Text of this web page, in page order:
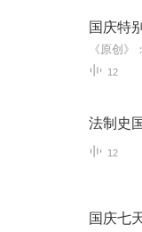
国庆特
12
法制史
12
国庆七